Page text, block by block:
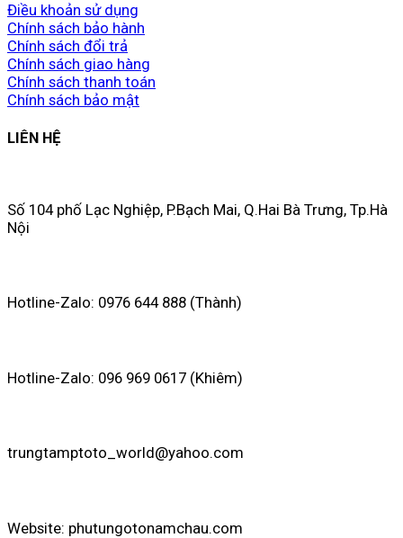
Điều khoản sử dụng
Chính sách bảo hành
Chính sách đổi trả
Chính sách giao hàng
Chính sách thanh toán
Chính sách bảo mật
LIÊN HỆ
Số 104 phố Lạc Nghiệp, P.Bạch Mai, Q.Hai Bà Trưng, Tp.Hà
Nội
Hotline-Zalo: 0976 644 888 (Thành)
Hotline-Zalo: 096 969 0617 (Khiêm)
trungtamptoto_world@yahoo.com
Website: phutungotonamchau.com